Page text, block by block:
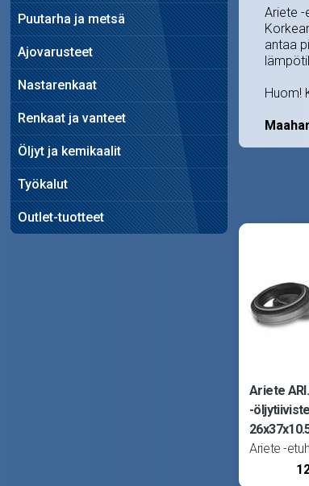
Puutarha ja metsä
Ajovarusteet
Nastarenkaat
Renkaat ja vanteet
Öljyt ja kemikaalit
Työkalut
Outlet-tuotteet
Ariete
antaa
Huom!
Ariete
-
Ariete -